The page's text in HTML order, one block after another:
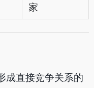
家
成直接竞争关系的